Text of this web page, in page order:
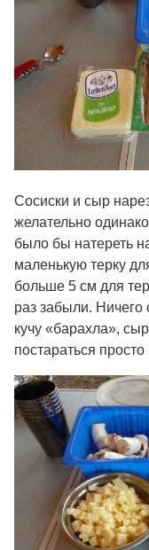
Сосиски и сыр
желательно
было бы натереть
маленькую терку
больше 5 см для
раз забыли. Ничего
кучу «барахла»,
постараться